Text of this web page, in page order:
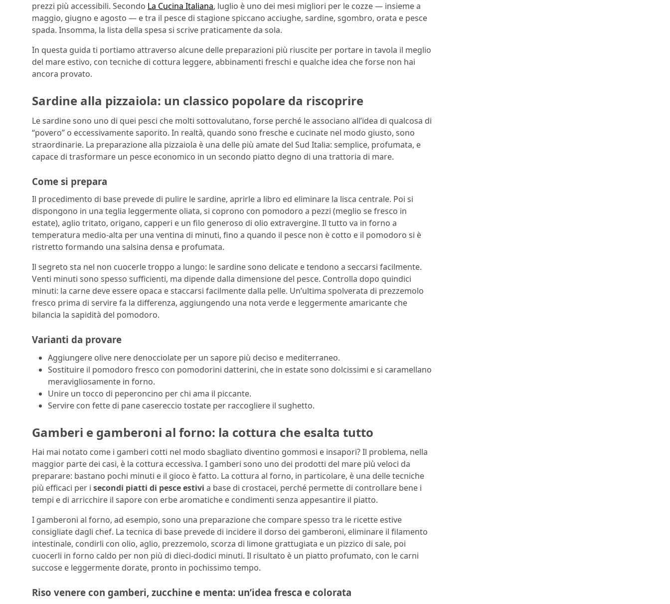
prezzi più accessibili. Secondo La Cucina Italiana, luglio è uno dei mesi migliori per le cozze — insieme a
maggio, giugno e agosto — e tra il pesce di stagione spiccano acciughe, sardine, sgombro, orata e pesce
spada. Insomma, la lista della spesa si scrive praticamente da sola.
In questa guida ti portiamo attraverso alcune delle preparazioni più riuscite per portare in tavola il meglio
del mare estivo, con tecniche di cottura leggere, abbinamenti freschi e qualche idea che forse non hai
ancora provato.
Sardine alla pizzaiola: un classico popolare da riscoprire
Le sardine sono uno di quei pesci che molti sottovalutano, forse perché le associano all’idea di qualcosa di
“povero” o eccessivamente saporito. In realtà, quando sono fresche e cucinate nel modo giusto, sono
straordinarie. La preparazione alla pizzaiola è una delle più amate del Sud Italia: semplice, profumata, e
capace di trasformare un pesce economico in un secondo piatto degno di una trattoria di mare.
Come si prepara
Il procedimento di base prevede di pulire le sardine, aprirle a libro ed eliminare la lisca centrale. Poi si
dispongono in una teglia leggermente oliata, si coprono con pomodoro a pezzi (meglio se fresco in
estate), aglio tritato, origano, capperi e un filo generoso di olio extravergine. Il tutto va in forno a
temperatura medio-alta per una ventina di minuti, fino a quando il pesce non è cotto e il pomodoro si è
ristretto formando una salsina densa e profumata.
Il segreto sta nel non cuocerle troppo a lungo: le sardine sono delicate e tendono a seccarsi facilmente.
Venti minuti sono spesso sufficienti, ma dipende dalla dimensione del pesce. Controlla dopo quindici
minuti: la carne deve essere opaca e staccarsi facilmente dalla pelle. Un’ultima spolverata di prezzemolo
fresco prima di servire fa la differenza, aggiungendo una nota verde e leggermente amaricante che
bilancia la sapidità del pomodoro.
Varianti da provare
Aggiungere olive nere denocciolate per un sapore più deciso e mediterraneo.
Sostituire il pomodoro fresco con pomodorini datterini, che in estate sono dolcissimi e si caramellano
meravigliosamente in forno.
Unire un tocco di peperoncino per chi ama il piccante.
Servire con fette di pane casereccio tostate per raccogliere il sughetto.
Gamberi e gamberoni al forno: la cottura che esalta tutto
Hai mai notato come i gamberi cotti nel modo sbagliato diventino gommosi e insapori? Il problema, nella
maggior parte dei casi, è la cottura eccessiva. I gamberi sono uno dei prodotti del mare più veloci da
preparare: bastano pochi minuti e il gioco è fatto. La cottura al forno, in particolare, è una delle tecniche
più efficaci per i secondi piatti di pesce estivi a base di crostacei, perché permette di controllare bene i
tempi e di arricchire il sapore con erbe aromatiche e condimenti senza appesantire il piatto.
I gamberoni al forno, ad esempio, sono una preparazione che compare spesso tra le ricette estive
consigliate dagli chef. La tecnica di base prevede di incidere il dorso dei gamberoni, eliminare il filamento
intestinale, condirli con olio, aglio, prezzemolo, scorza di limone grattugiata e un pizzico di sale, poi
cuocerli in forno caldo per non più di dieci-dodici minuti. Il risultato è un piatto profumato, con le carni
succose e leggermente dorate, pronto in pochissimo tempo.
Riso venere con gamberi, zucchine e menta: un’idea fresca e colorata